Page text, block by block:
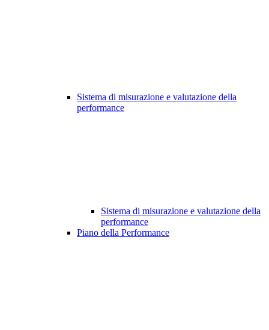
Sistema di misurazione e valutazione della
performance
Sistema di misurazione e valutazione della
performance
Piano della Performance